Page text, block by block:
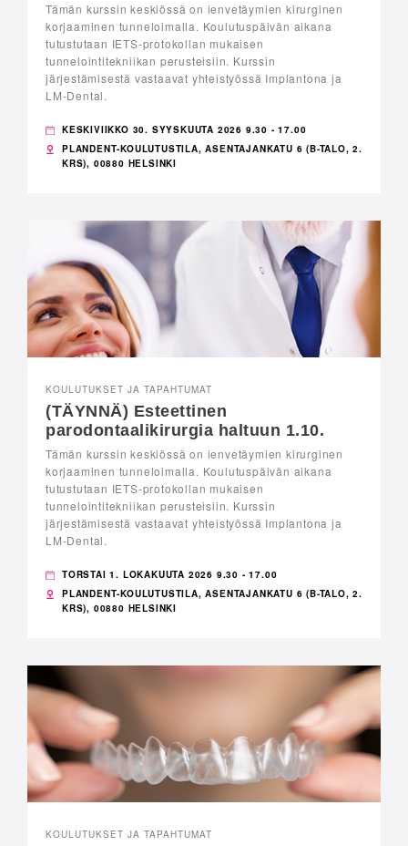
Tämän kurssin keskiössä on ienvetäymien kirurginen
korjaaminen tunneloimalla. Koulutuspäivän aikana
tutustutaan IETS-protokollan mukaisen
tunnelointitekniikan perusteisiin. Kurssin
järjestämisestä vastaavat yhteistyössä Implantona ja
LM-Dental.
KESKIVIIKKO 30. SYYSKUUTA 2026 9.30 - 17.00
PLANDENT-KOULUTUSTILA, ASENTAJANKATU 6 (B-TALO, 2.
KRS), 00880 HELSINKI
KOULUTUKSET JA TAPAHTUMAT
(TÄYNNÄ) Esteettinen
parodontaalikirurgia haltuun 1.10.
Tämän kurssin keskiössä on ienvetäymien kirurginen
korjaaminen tunneloimalla. Koulutuspäivän aikana
tutustutaan IETS-protokollan mukaisen
tunnelointitekniikan perusteisiin. Kurssin
järjestämisestä vastaavat yhteistyössä Implantona ja
LM-Dental.
TORSTAI 1. LOKAKUUTA 2026 9.30 - 17.00
PLANDENT-KOULUTUSTILA, ASENTAJANKATU 6 (B-TALO, 2.
KRS), 00880 HELSINKI
KOULUTUKSET JA TAPAHTUMAT